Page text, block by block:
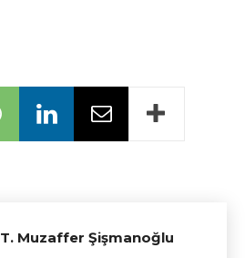
T. Muzaffer Şişmanoğlu